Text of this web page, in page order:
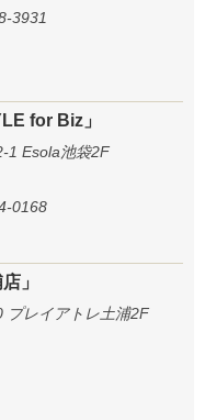
3931
for Biz」
1 Esola池袋2F
0168
」
プレイアトレ土浦2F